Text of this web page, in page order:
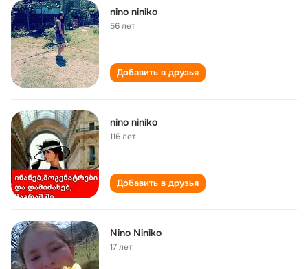
nino niniko
56 лет
Добавить в друзья
nino niniko
116 лет
Добавить в друзья
Nino Niniko
17 лет